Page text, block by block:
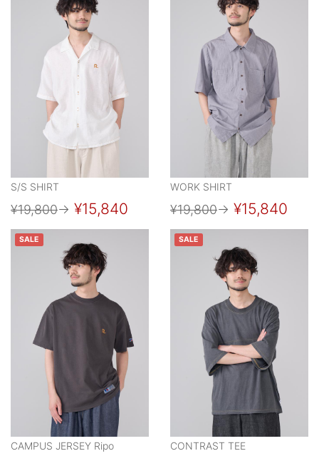
S/S SHIRT
¥19,800→ ¥15,840
WORK SHIRT
¥19,800→ ¥15,840
SALE
CAMPUS JERSEY Ripo
SALE
CONTRAST TEE